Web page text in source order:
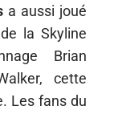
a aussi joué
la Skyline
Brian
cette
Les fans du